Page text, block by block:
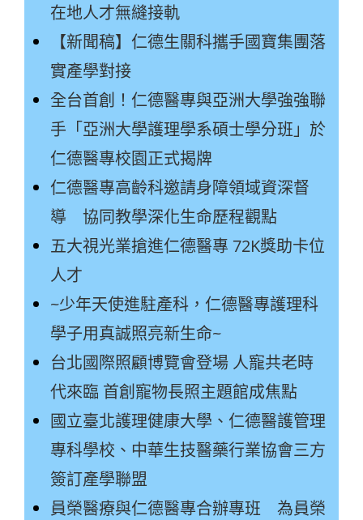
在地人才無縫接軌
【新聞稿】仁德生關科攜手國寶集團落
實產學對接
全台首創！仁德醫專與亞洲大學強強聯
手「亞洲大學護理學系碩士學分班」於
仁德醫專校園正式揭牌
仁德醫專高齡科邀請身障領域資深督
導 協同教學深化生命歷程觀點
五大視光業搶進仁德醫專 72K獎助卡位
人才
~少年天使進駐產科，仁德醫專護理科
學子用真誠照亮新生命~
台北國際照顧博覽會登場 人寵共老時
代來臨 首創寵物長照主題館成焦點
國立臺北護理健康大學、仁德醫護管理
專科學校、中華生技醫藥行業協會三方
簽訂產學聯盟
員榮醫療與仁德醫專合辦專班 為員榮